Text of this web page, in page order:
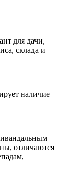
для дачи,
склада и
наличие
отличаются